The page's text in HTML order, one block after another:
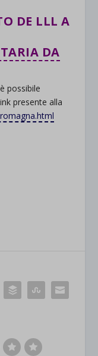
DE LLL A
DA
possibile
presente alla